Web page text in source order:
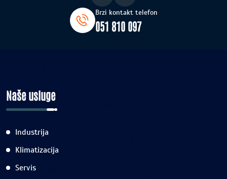
Brzi kontakt telefon
051 810 097
Naše usluge
Industrija
Klimatizacija
Servis